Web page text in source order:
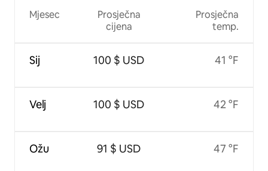
Mjesec
Sij
Velj
Ožu
Prosječna
cijena
100 $ USD
100 $ USD
91 $ USD
Prosječna
temp.
41 °F
42 °F
47 °F